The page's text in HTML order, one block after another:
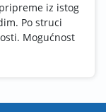
iz istog
Po struci
Mogućnost